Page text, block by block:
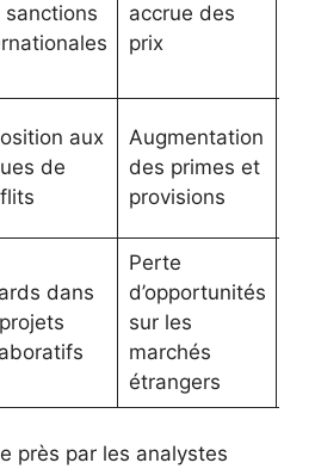
sanctions
accrue des
prix
aux
de
Augmentation
des primes et
provisions
dans
Perte
d’opportunités
sur les
marchés
étrangers
près par les analystes